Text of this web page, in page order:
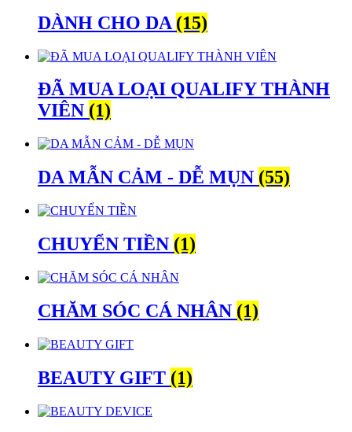
DÀNH CHO DA (15)
ĐÃ MUA LOẠI QUALIFY THÀNH
VIÊN (1)
DA MẪN CẢM - DỄ MỤN (55)
CHUYỂN TIỀN (1)
CHĂM SÓC CÁ NHÂN (1)
BEAUTY GIFT (1)